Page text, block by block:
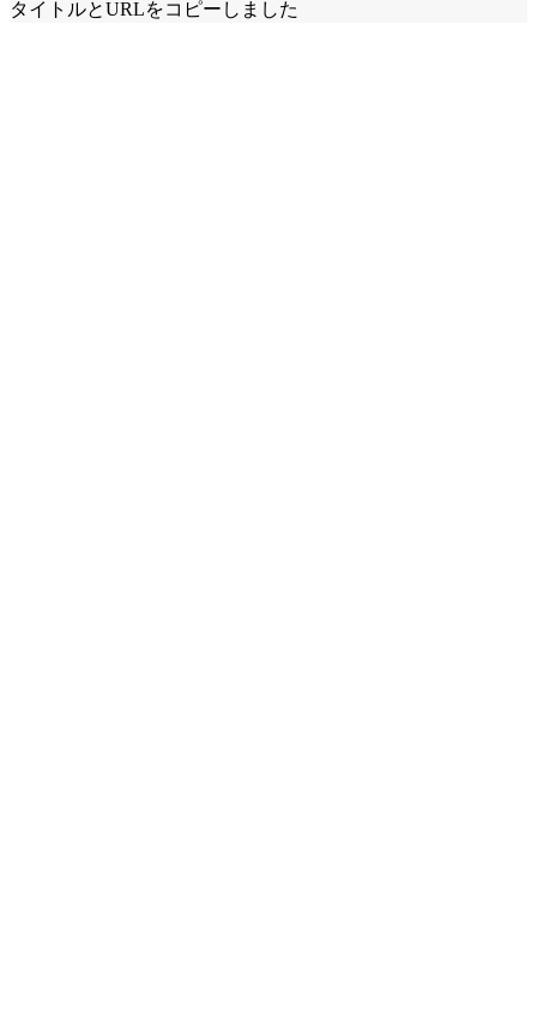
タイトルとURLをコピーしました